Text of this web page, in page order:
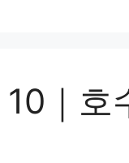
｜호